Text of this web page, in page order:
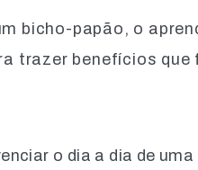
bicho-papão, o
trazer benefícios
o dia a dia de